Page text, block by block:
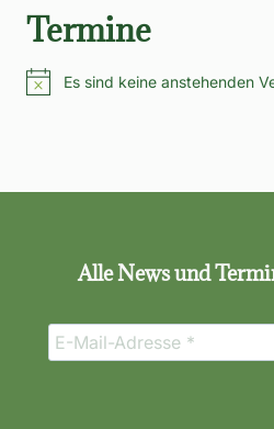
Termine
HinweisEs sind keine anstehenden
Alle News und